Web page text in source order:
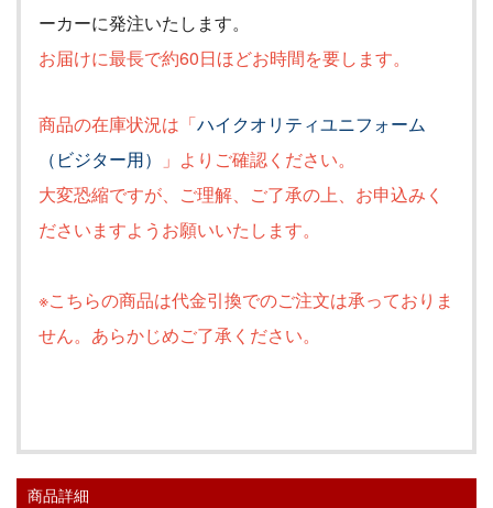
ーカーに発注いたします。
お届けに最長で約60日ほどお時間を要します。
商品の在庫状況は「ハイクオリティユニフォーム
（ビジター用）
」よりご確認ください。
大変恐縮ですが、ご理解、ご了承の上、お申込みく
ださいますようお願いいたします。
※こちらの商品は代金引換でのご注文は承っておりま
せん。あらかじめご了承ください。
商品詳細